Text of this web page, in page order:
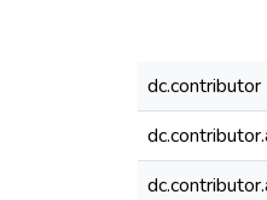
dc.contributor